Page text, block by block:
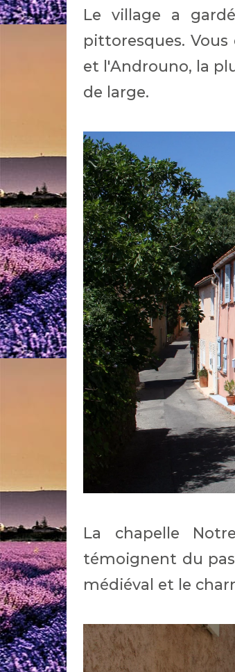
Le village a
pittoresques. Vous
et l'Androuno, la
de large.
La chapelle
témoignent du
médiéval et le